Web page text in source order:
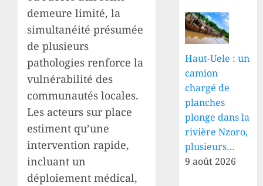
demeure limité, la
simultanéité présumée
de plusieurs
pathologies renforce la
vulnérabilité des
communautés locales.
Les acteurs sur place
estiment qu’une
intervention rapide,
incluant un
déploiement médical,
Haut-Uele : un
camion
chargé de
planches
plonge dans la
rivière Nzoro,
plusieurs…
9 août 2026